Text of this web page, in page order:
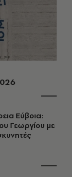
Εύβοια:
Γεωργίου με